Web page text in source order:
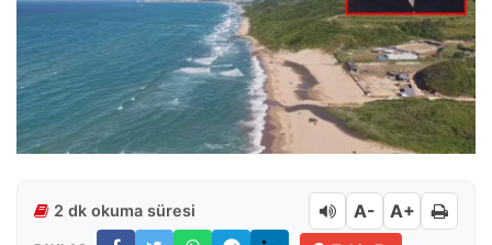
2 dk okuma süresi A- A+